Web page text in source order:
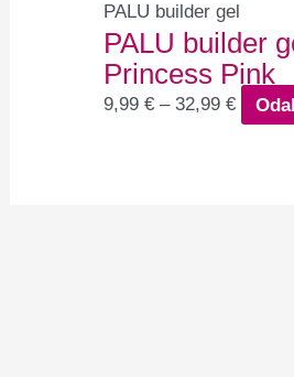
PALU builder gel
PALU builder
Princess Pink
9,99€ – 32,99€